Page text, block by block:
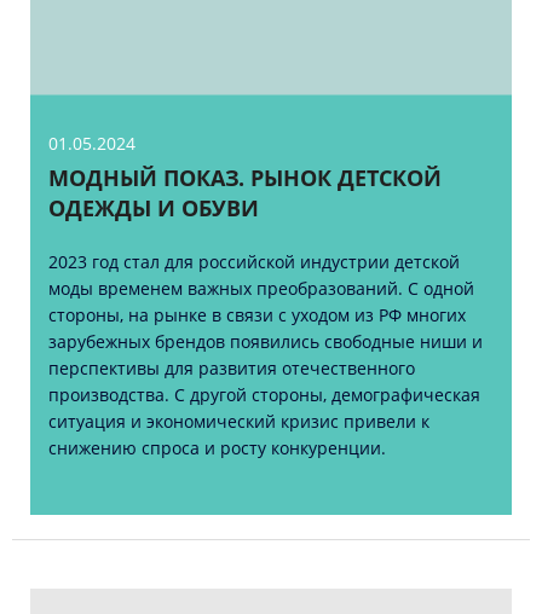
01.05.2024
МОДНЫЙ ПОКАЗ. РЫНОК ДЕТСКОЙ
ОДЕЖДЫ И ОБУВИ
2023 год стал для российской индустрии детской
моды временем важных преобразований. С одной
стороны, на рынке в связи с уходом из РФ многих
зарубежных брендов появились свободные ниши и
перспективы для развития отечественного
производства. С другой стороны, демографическая
ситуация и экономический кризис привели к
снижению спроса и росту конкуренции.